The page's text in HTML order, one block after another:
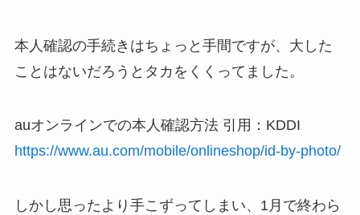
本人確認の手続きはちょっと手間ですが、大した
ことはないだろうとタカをくくってました。
auオンラインでの本人確認方法 引用：KDDI
https://www.au.com/mobile/onlineshop/id-by-photo/
しかし思ったより手こずってしまい、1月で終わら